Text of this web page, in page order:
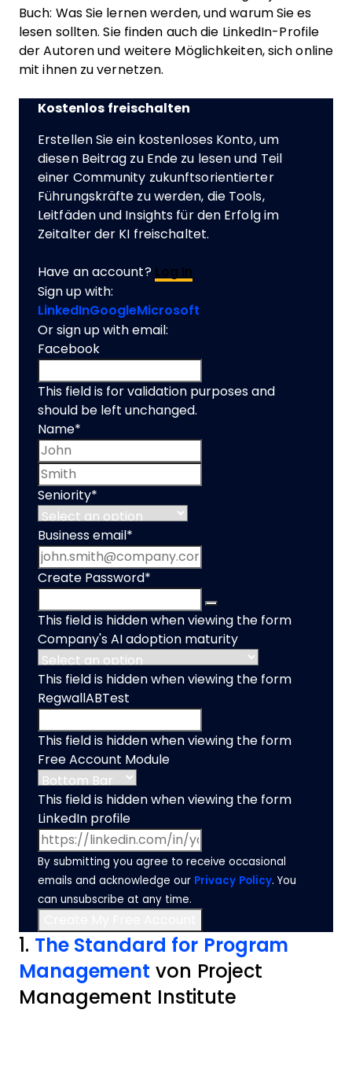
Buch: Was Sie lernen werden, und warum Sie es
lesen sollten. Sie finden auch die LinkedIn-Profile
der Autoren und weitere Möglichkeiten, sich online
mit ihnen zu vernetzen.
Kostenlos freischalten
Erstellen Sie ein kostenloses Konto, um
diesen Beitrag zu Ende zu lesen und Teil
einer Community zukunftsorientierter
Führungskräfte zu werden, die Tools,
Leitfäden und Insights für den Erfolg im
Zeitalter der KI freischaltet.
Have an account? Log In
Sign up with:
LinkedInGoogleMicrosoft
Or sign up with email:
Facebook
This field is for validation purposes and
should be left unchanged.
Name*
Seniority*
Business email *
Create Password*
This field is hidden when viewing the form
Company's AI adoption maturity
This field is hidden when viewing the form
RegwallABTest
This field is hidden when viewing the form
Free Account Module
This field is hidden when viewing the form
LinkedIn profile
By submitting you agree to receive occasional
emails and acknowledge our Privacy Policy. You
can unsubscribe at any time.
1. The Standard for Program
Management von Project
Management Institute